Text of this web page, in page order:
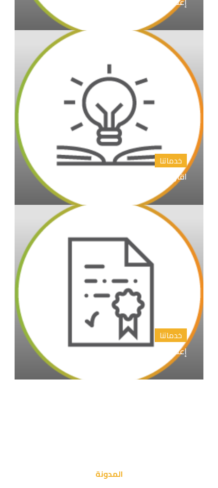
خدماتنا
اقتراح عناوين رسائل الماجستير والدكتوراة
خدماتنا
إعداد المقترح البحثي خطة البحث
المدونة